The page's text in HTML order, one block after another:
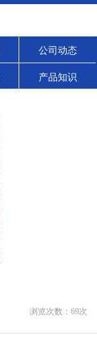
公司动态
产品知识
浏览次数： 69次